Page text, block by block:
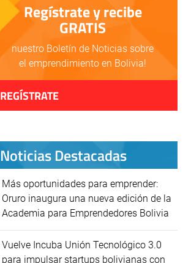
Regístrate y recibe
GRATIS
nuestro Boletín de Noticias sobre
el emprendimiento en Bolivia!
REGÍSTRATE
Noticias Destacadas
Más oportunidades para emprender:
Oruro inaugura una nueva edición de la
Academia para Emprendedores Bolivia
Vuelve Incuba Unión Tecnológico 3.0
para impulsar startups bolivianas con